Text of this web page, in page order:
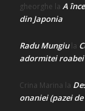
gheorghe la A
din Japonia
Radu Mungiula
adormitei
Crina Marina la
onaniei (pazei